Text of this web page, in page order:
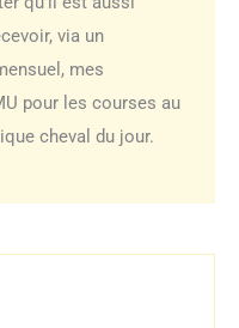
via un
mes
pour les courses au
cheval du jour.